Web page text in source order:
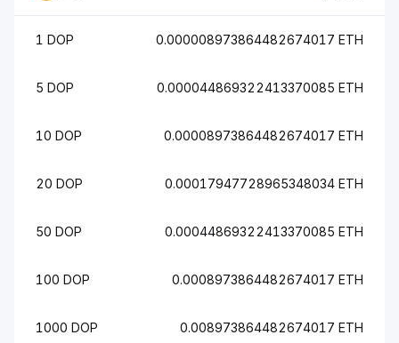
1 DOP 0.000008973864482674017 ETH
5 DOP 0.000044869322413370085 ETH
10 DOP 0.00008973864482674017 ETH
20 DOP 0.00017947728965348034 ETH
50 DOP 0.00044869322413370085 ETH
100 DOP 0.0008973864482674017 ETH
1000 DOP 0.008973864482674017 ETH